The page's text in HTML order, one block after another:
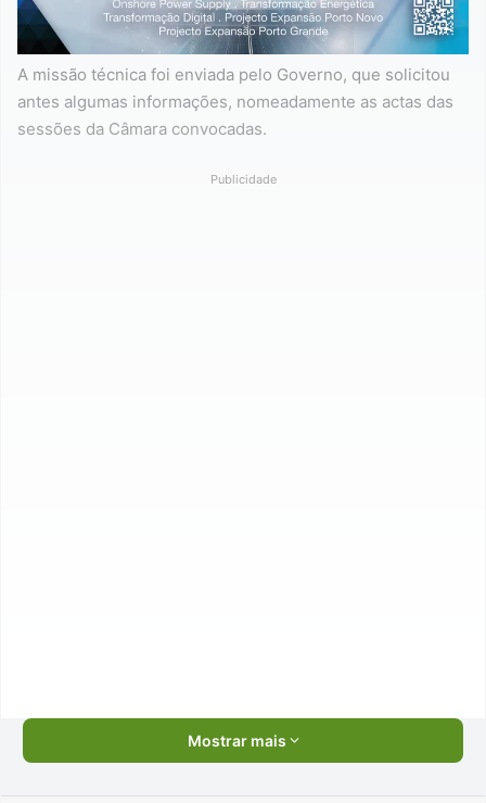
A missão técnica foi enviada pelo Governo, que solicitou
antes algumas informações, nomeadamente as actas das
sessões da Câmara convocadas.
Publicidade
Mostrar mais